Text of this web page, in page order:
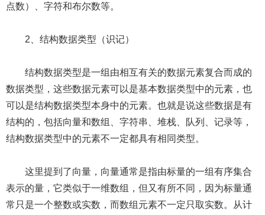
点数）、字符和布尔数等。
2、结构数据类型（识记）
结构数据类型是一组由相互有关的数据元素复合而成的
数据类型，这些数据元素可以是基本数据类型中的元素，也
可以是结构数据类型本身中的元素。也就是说这些数据是有
结构的，包括向量和数组、字符串、堆栈、队列、记录等，
结构数据类型中的元素不一定都具有相同类型。
这里提到了向量，向量通常是指由标量的一组有序集合
表示的量，它类似于一维数组，但又有所不同，因为标量通
常只是一个整数或实数，而数组元素不一定只取实数。从计